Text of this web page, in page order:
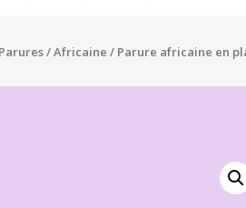
Parures/Africaine / Parure africaine en